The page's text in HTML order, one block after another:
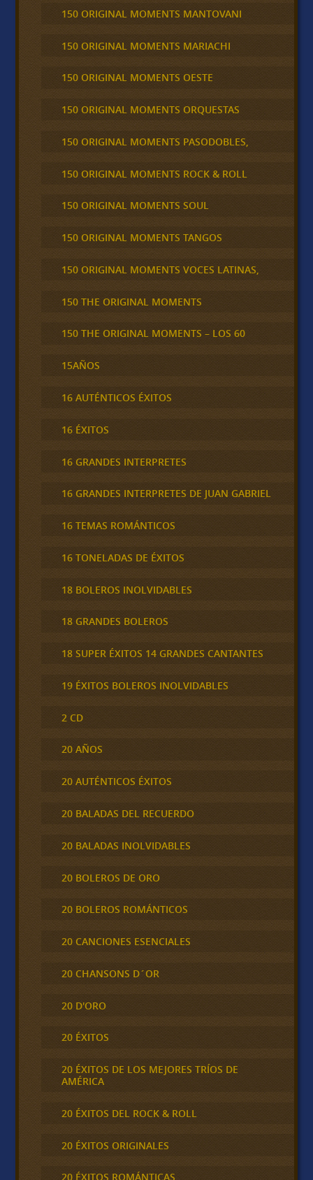
150 ORIGINAL MOMENTS MANTOVANI
150 ORIGINAL MOMENTS MARIACHI
150 ORIGINAL MOMENTS OESTE
150 ORIGINAL MOMENTS ORQUESTAS
150 ORIGINAL MOMENTS PASODOBLES,
150 ORIGINAL MOMENTS ROCK & ROLL
150 ORIGINAL MOMENTS SOUL
150 ORIGINAL MOMENTS TANGOS
150 ORIGINAL MOMENTS VOCES LATINAS,
150 THE ORIGINAL MOMENTS
150 THE ORIGINAL MOMENTS – LOS 60
15AÑOS
16 AUTÉNTICOS ÉXITOS
16 ÉXITOS
16 GRANDES INTERPRETES
16 GRANDES INTERPRETES DE JUAN GABRIEL
16 TEMAS ROMÁNTICOS
16 TONELADAS DE ÉXITOS
18 BOLEROS INOLVIDABLES
18 GRANDES BOLEROS
18 SUPER ÉXITOS 14 GRANDES CANTANTES
19 ÉXITOS BOLEROS INOLVIDABLES
2 CD
20 AÑOS
20 AUTÉNTICOS ÉXITOS
20 BALADAS DEL RECUERDO
20 BALADAS INOLVIDABLES
20 BOLEROS DE ORO
20 BOLEROS ROMÁNTICOS
20 CANCIONES ESENCIALES
20 CHANSONS D´OR
20 D'ORO
20 ÉXITOS
20 ÉXITOS DE LOS MEJORES TRÍOS DE
AMÉRICA
20 ÉXITOS DEL ROCK & ROLL
20 ÉXITOS ORIGINALES
20 ÉXITOS ROMÁNTICAS